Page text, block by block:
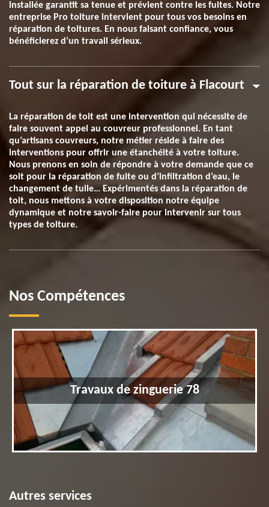
installée garantit sa tenue et prévient contre les fuites. Notre
entreprise Pro toiture intervient pour tous vos besoins en
réparation de toitures. En nous faisant confiance, vous
bénéficierez d’un travail sérieux.
Tout sur la réparation de toiture à Flacourt
La réparation de toit est une intervention qui nécessite de
faire souvent appel au couvreur professionnel. En tant
qu’artisans couvreurs, notre métier réside à faire des
interventions pour offrir une étanchéité à votre toiture.
Nous prenons en soin de répondre à votre demande que ce
soit pour la réparation de fuite ou d’infiltration d’eau, le
changement de tuile… Expérimentés dans la réparation de
toit, nous mettons à votre disposition notre équipe
dynamique et notre savoir-faire pour intervenir sur tous
types de toiture.
Nos Compétences
Travaux de zinguerie 78
Autres services